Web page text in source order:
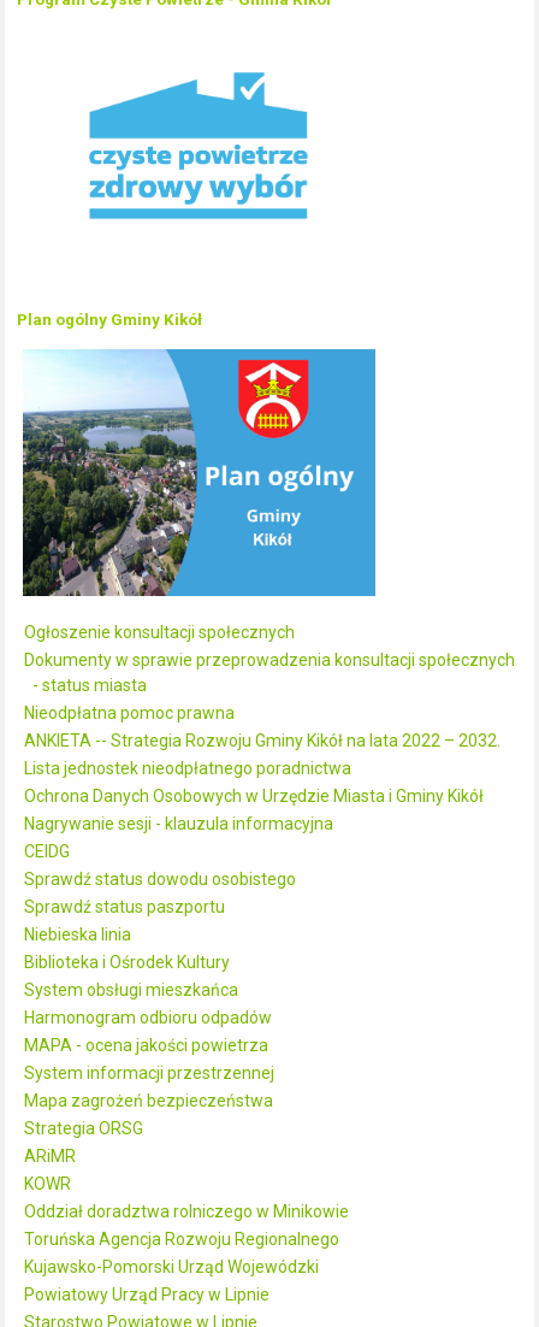
Plan ogólny Gminy Kikół
Ogłoszenie konsultacji społecznych
Dokumenty w sprawie przeprowadzenia konsultacji społecznych
- status miasta
Nieodpłatna pomoc prawna
ANKIETA -- Strategia Rozwoju Gminy Kikół na lata 2022 – 2032.
Lista jednostek nieodpłatnego poradnictwa
Ochrona Danych Osobowych w Urzędzie Miasta i Gminy Kikół
Nagrywanie sesji - klauzula informacyjna
CEIDG
Sprawdź status dowodu osobistego
Sprawdź status paszportu
Niebieska linia
Biblioteka i Ośrodek Kultury
System obsługi mieszkańca
Harmonogram odbioru odpadów
MAPA - ocena jakości powietrza
System informacji przestrzennej
Mapa zagrożeń bezpieczeństwa
Strategia ORSG
ARiMR
KOWR
Oddział doradztwa rolniczego w Minikowie
Toruńska Agencja Rozwoju Regionalnego
Kujawsko-Pomorski Urząd Wojewódzki
Powiatowy Urząd Pracy w Lipnie
Starostwo Powiatowe w Lipnie